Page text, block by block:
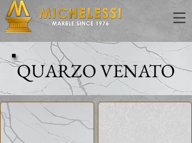
QUARZO VENATO